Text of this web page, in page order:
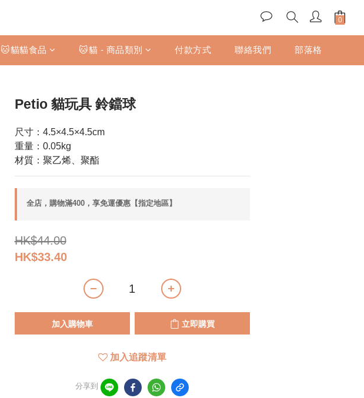
🐱貓貓食品 🐱貓 - 商品類別 付款方式 聯絡我們 部落格
Petio 貓玩具 鈴鐺球
尺寸：4.5×4.5×4.5cm
重量：0.05kg
材質：聚乙烯、聚酯
全店，購物滿400，享免運優惠【指定地區】
HK$44.00
HK$33.40
加入購物車 立即購買
加入追蹤清單
分享到
立即購買